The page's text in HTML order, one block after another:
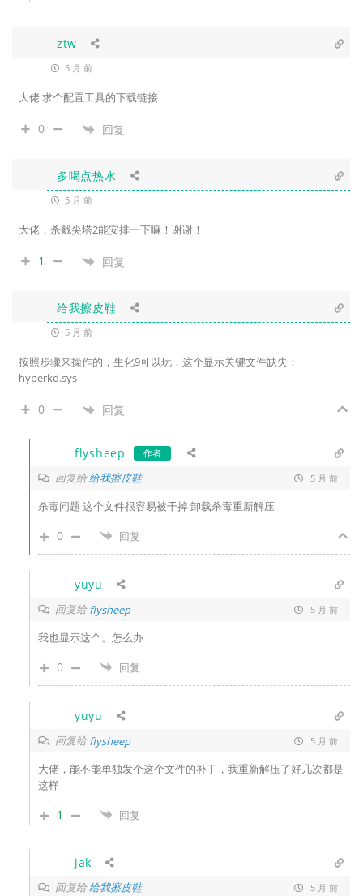
ztw
5 月 前
大佬 求个配置工具的下载链接
0 回复
多喝点热水
5 月 前
大佬，杀戮尖塔2能安排一下嘛！谢谢！
1 回复
给我擦皮鞋
5 月 前
按照步骤来操作的，生化9可以玩，这个显示关键文件缺失：
hyperkd.sys
0 回复
flysheep 作者
回复给给我擦皮鞋 5 月 前
杀毒问题 这个文件很容易被干掉 卸载杀毒重新解压
0 回复
yuyu
回复给flysheep 5 月 前
我也显示这个。怎么办
0 回复
yuyu
回复给flysheep 5 月 前
大佬，能不能单独发个这个文件的补丁，我重新解压了好几次都是
这样
1 回复
jak
回复给给我擦皮鞋 5 月 前